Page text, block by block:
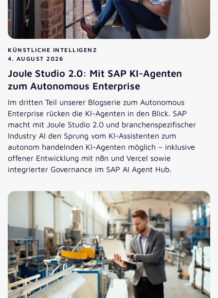
KÜNSTLICHE INTELLIGENZ
4. AUGUST 2026
Joule Studio 2.0: Mit SAP KI-Agenten
zum Autonomous Enterprise
Im dritten Teil unserer Blogserie zum Autonomous
Enterprise rücken die KI-Agenten in den Blick. SAP
macht mit Joule Studio 2.0 und branchenspezifischer
Industry AI den Sprung vom KI-Assistenten zum
autonom handelnden KI-Agenten möglich – inklusive
offener Entwicklung mit n8n und Vercel sowie
integrierter Governance im SAP AI Agent Hub.